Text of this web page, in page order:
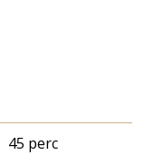
45 perc